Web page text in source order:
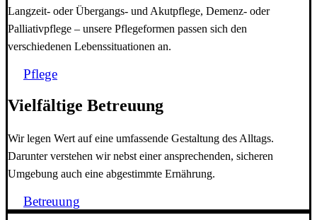
Langzeit- oder Übergangs- und Akutpflege, Demenz- oder
Palliativpflege – unsere Pflegeformen passen sich den
verschiedenen Lebenssituationen an.
Pflege
Vielfältige Betreuung
Wir legen Wert auf eine umfassende Gestaltung des Alltags.
Darunter verstehen wir nebst einer ansprechenden, sicheren
Umgebung auch eine abgestimmte Ernährung.
Betreuung